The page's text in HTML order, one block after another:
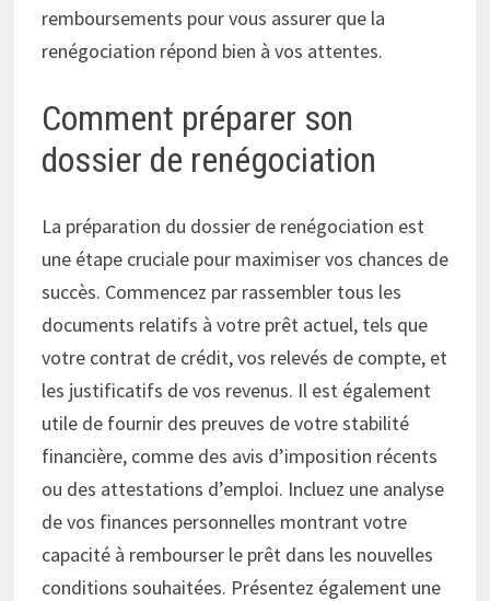
remboursements pour vous assurer que la
renégociation répond bien à vos attentes.
Comment préparer son
dossier de renégociation
La préparation du dossier de renégociation est
une étape cruciale pour maximiser vos chances de
succès. Commencez par rassembler tous les
documents relatifs à votre prêt actuel, tels que
votre contrat de crédit, vos relevés de compte, et
les justificatifs de vos revenus. Il est également
utile de fournir des preuves de votre stabilité
financière, comme des avis d’imposition récents
ou des attestations d’emploi. Incluez une analyse
de vos finances personnelles montrant votre
capacité à rembourser le prêt dans les nouvelles
conditions souhaitées. Présentez également une